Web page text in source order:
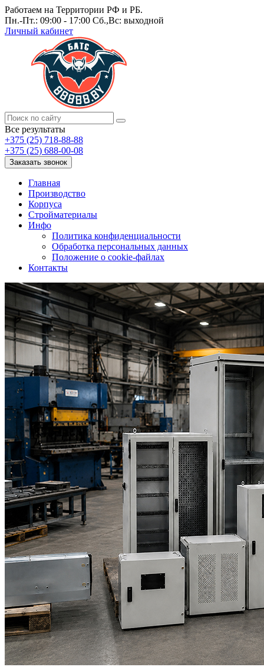
Работаем на Территории РФ и РБ.
Пн.-Пт.: 09:00 - 17:00 Сб.,Вс: выходной
Личный кабинет
Все результаты
+375 (25) 718-88-88
+375 (25) 688-00-08
Заказать звонок
Главная
Производство
Корпуса
Стройматериалы
Инфо
Политика конфиденциальности
Обработка персональных данных
Положение о cookie-файлах
Контакты